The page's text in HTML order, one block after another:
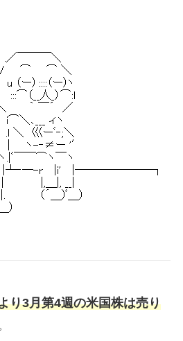
り3月第4週の米国株は売り